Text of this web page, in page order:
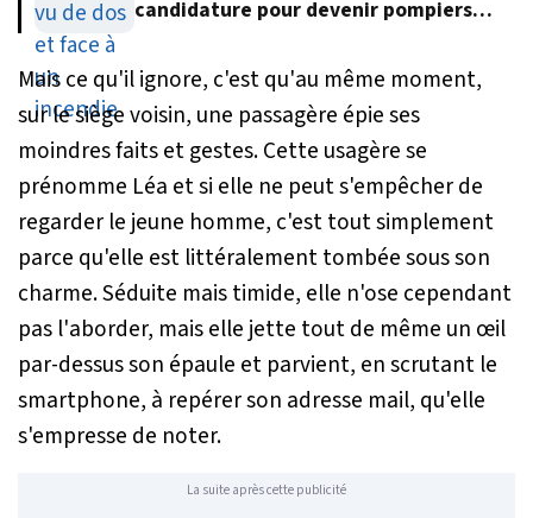
candidature pour devenir pompiers
Mais ce qu'il ignore, c'est qu'au même moment,
sur le siège voisin, une passagère épie ses
moindres faits et gestes. Cette usagère se
prénomme Léa et si elle ne peut s'empêcher de
regarder le jeune homme, c'est tout simplement
parce qu'elle est littéralement tombée sous son
charme. Séduite mais timide, elle n'ose cependant
pas l'aborder, mais elle jette tout de même un œil
par-dessus son épaule et parvient, en scrutant le
smartphone, à repérer son adresse mail, qu'elle
s'empresse de noter.
La suite après cette publicité